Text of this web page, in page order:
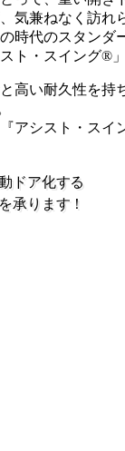
気兼ねなく訪れ
時代のスタンダ
ト・スイング®︎
高い耐久性を持
アシスト・ス
ドア化する
承ります！